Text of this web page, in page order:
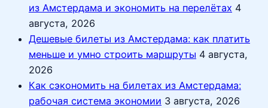
из Амстердама и экономить на перелётах 4
августа, 2026
Дешевые билеты из Амстердама: как платить
меньше и умно строить маршруты 4 августа,
2026
Как сэкономить на билетах из Амстердама:
рабочая система экономии 3 августа, 2026